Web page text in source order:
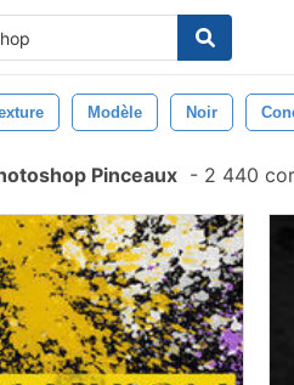
Modèle Noir
Pinceaux - 2 440